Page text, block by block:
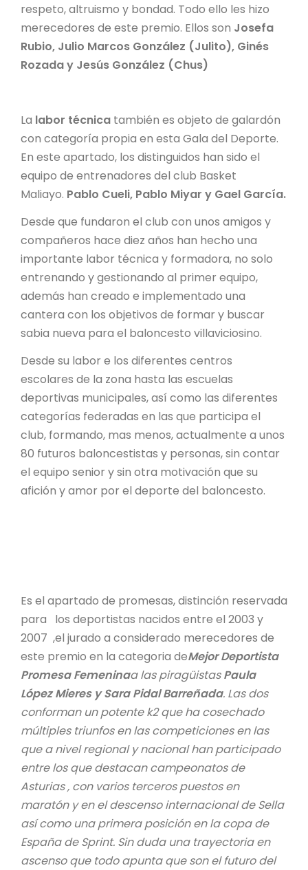
respeto, altruismo y bondad. Todo ello les hizo
merecedores de este premio. Ellos son Josefa
Rubio, Julio Marcos González (Julito), Ginés
Rozada y Jesús González (Chus)
La labor técnica también es objeto de galardón
con categoría propia en esta Gala del Deporte.
En este apartado, los distinguidos han sido el
equipo de entrenadores del club Basket
Maliayo. Pablo Cueli, Pablo Miyar y Gael García.
Desde que fundaron el club con unos amigos y
compañeros hace diez años han hecho una
importante labor técnica y formadora, no solo
entrenando y gestionando al primer equipo,
además han creado e implementado una
cantera con los objetivos de formar y buscar
sabia nueva para el baloncesto villaviciosino.
Desde su labor e los diferentes centros
escolares de la zona hasta las escuelas
deportivas municipales, así como las diferentes
categorías federadas en las que participa el
club, formando, mas menos, actualmente a unos
80 futuros baloncestistas y personas, sin contar
el equipo senior y sin otra motivación que su
afición y amor por el deporte del baloncesto.
Es el apartado de promesas, distinción reservada
para los deportistas nacidos entre el 2003 y
2007 ,el jurado a considerado merecedores de
este premio en la categoria deMejor Deportista
Promesa Femeninaa las piragüistasPaula
López Mieres y Sara Pidal Barreñada. Las dos
conforman un potente k2 que ha cosechado
múltiples triunfos en las competiciones en las
que a nivel regional y nacional han participado
entre los que destacan campeonatos de
Asturias , con varios terceros puestos en
maratón y en el descenso internacional de Sella
así como una primera posición en la copa de
España de Sprint. Sin duda una trayectoria en
ascenso que todo apunta que son el futuro del